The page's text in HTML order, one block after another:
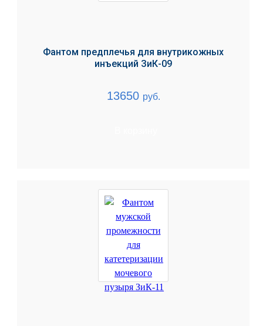
Фантом предплечья для внутрикожных
инъекций ЗиК-09
13650 руб.